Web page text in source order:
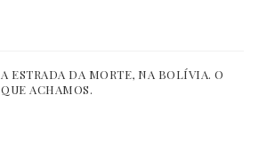
A ESTRADA DA MORTE, NA BOLÍVIA. O
QUE ACHAMOS.